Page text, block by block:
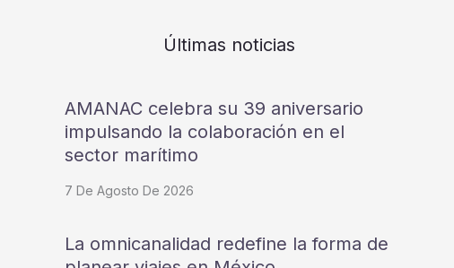
Últimas noticias
AMANAC celebra su 39 aniversario
impulsando la colaboración en el
sector marítimo
7 De Agosto De 2026
La omnicanalidad redefine la forma de